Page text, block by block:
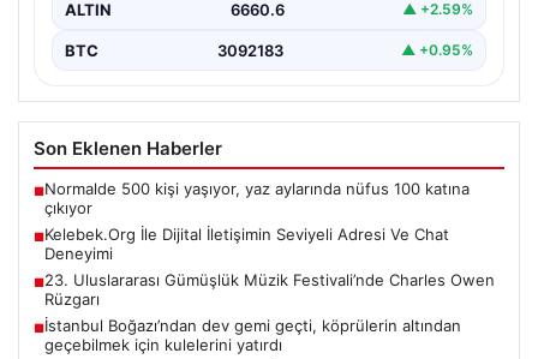
ALTIN 6660.6 ▲ +2.59%
BTC 3092183 ▲ +0.95%
Son Eklenen Haberler
■Normalde 500 kişi yaşıyor, yaz aylarında nüfus 100 katına
çıkıyor
■Kelebek.Org İle Dijital İletişimin Seviyeli Adresi Ve Chat
Deneyimi
■23. Uluslararası Gümüşlük Müzik Festivali’nde Charles Owen
Rüzgarı
■İstanbul Boğazı’ndan dev gemi geçti, köprülerin altından
geçebilmek için kulelerini yatırdı